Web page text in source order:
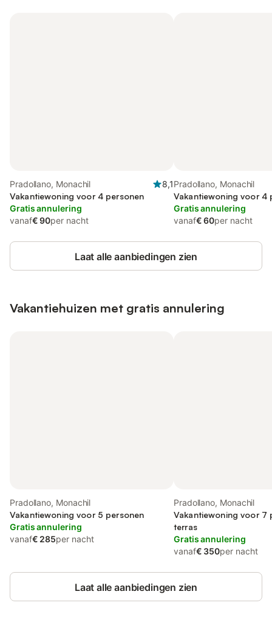
Pradollano, Monachil
8,1
Vakantiewoning voor 4 personen
Gratis annulering
vanaf€ 90per nacht
Pradollano, Monachil
Vakantiewoning voor 4
Gratis annulering
vanaf€ 60per nacht
Laat alle aanbiedingen zien
Vakantiehuizen met gratis annulering
Pradollano, Monachil
Vakantiewoning voor 5 personen
Gratis annulering
vanaf€ 285per nacht
Pradollano, Monachil
Vakantiewoning voor 7
terras
Gratis annulering
vanaf€ 350per nacht
Laat alle aanbiedingen zien